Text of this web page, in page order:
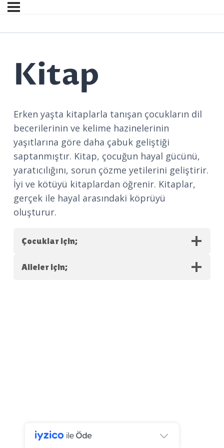
Kitap
Erken yaşta kitaplarla tanışan çocukların dil
becerilerinin ve kelime hazinelerinin
yaşıtlarına göre daha çabuk geliştiği
saptanmıştır. Kitap, çocuğun hayal gücünü,
yaratıcılığını, sorun çözme yetilerini geliştirir.
İyi ve kötüyü kitaplardan öğrenir. Kitaplar,
gerçek ile hayal arasındaki köprüyü
oluşturur.
Çocuklar için;
Aileler için;